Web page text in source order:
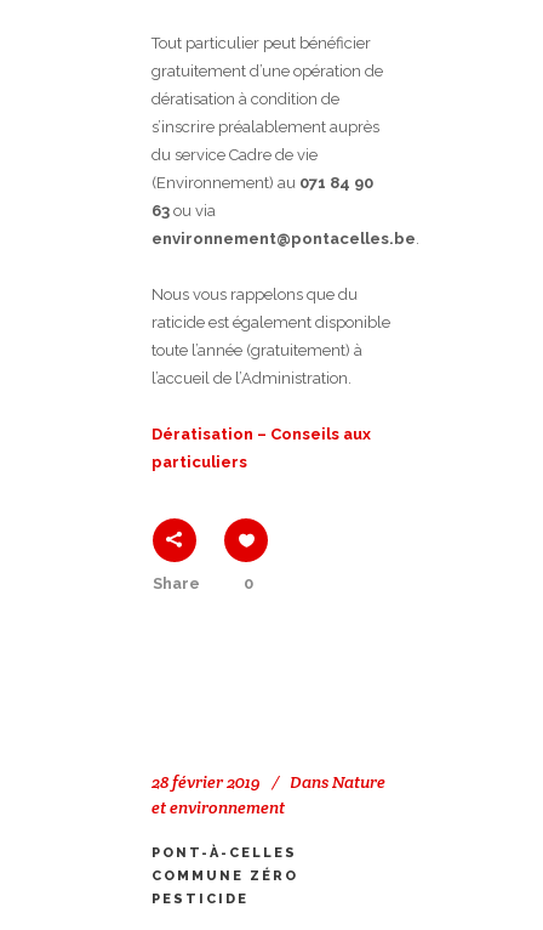
Tout particulier peut bénéficier
gratuitement d’une opération de
dératisation à condition de
s’inscrire préalablement auprès
du service Cadre de vie
(Environnement) au 071 84 90
63 ou via
environnement@pontacelles.be.
Nous vous rappelons que du
raticide est également disponible
toute l’année (gratuitement) à
l’accueil de l’Administration.
Dératisation – Conseils aux
particuliers
Share 0
28 février 2019 DansNature
et environnement
PONT-À-CELLES
COMMUNE ZÉRO
PESTICIDE